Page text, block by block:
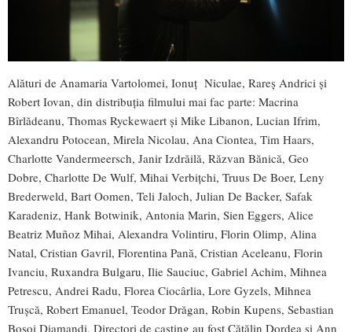
Alături de Anamaria Vartolomei, Ionuț Niculae, Rareș Andrici și
Robert Iovan, din distribuția filmului mai fac parte: Macrina
Bîrlădeanu, Thomas Ryckewaert și Mike Libanon, Lucian Ifrim,
Alexandru Potocean, Mirela Nicolau, Ana Ciontea, Tim Haars,
Charlotte Vandermeersch, Janir Izdrăilă, Răzvan Bănică, Geo
Dobre, Charlotte De Wulf, Mihai Verbițchi, Truus De Boer, Leny
Brederweld, Bart Oomen, Teli Jaloch, Julian De Backer, Safak
Karadeniz, Hank Botwinik, Antonia Marin, Sien Eggers, Alice
Beatriz Muñoz Mihai, Alexandra Volintiru, Florin Olimp, Alina
Natal, Cristian Gavril, Florentina Pană, Cristian Aceleanu, Florin
Ivanciu, Ruxandra Bulgaru, Ilie Sauciuc, Gabriel Achim, Mihnea
Petrescu, Andrei Radu, Florea Ciocârlia, Lore Gyzels, Mihnea
Trușcă, Robert Emanuel, Teodor Drăgan, Robin Kupens, Sebastian
Bosoi Diamandi. Directori de casting au fost Cătălin Dordea și Ann